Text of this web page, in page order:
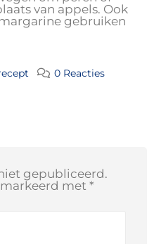
van appels. Ook
gebruiken
0 Reacties
gepubliceerd.
met *